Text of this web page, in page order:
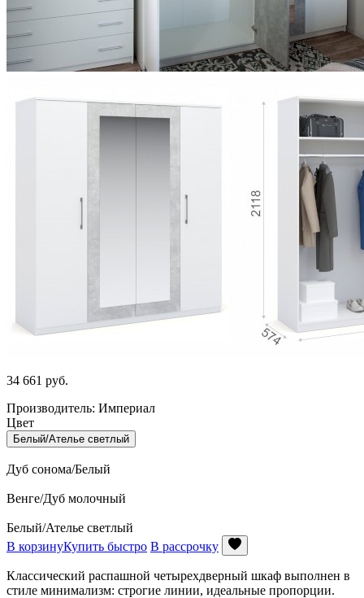
34 661 руб.
Производитель: Империал
Цвет
Белый/Ателье светлый
Дуб сонома/Белый
Венге/Дуб молочный
Белый/Ателье светлый
В корзинуКупить быстро В рассрочку
Классический распашной четырехдверный шкаф выполнен в
стиле минимализм: строгие линии, идеальные пропорции.